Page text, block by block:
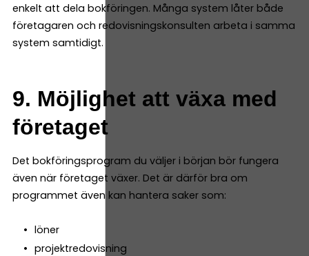
enkelt att dela bokföringen. Många system låter både
företagaren och redovisningskonsulten arbeta i samma
system samtidigt.
9. Möjlighet att växa med
företaget
Det bokföringsprogram du väljer i början bör fungera
även när företaget växer. Det är därför bra om
programmet även kan hantera saker som:
löner
projektredovisning